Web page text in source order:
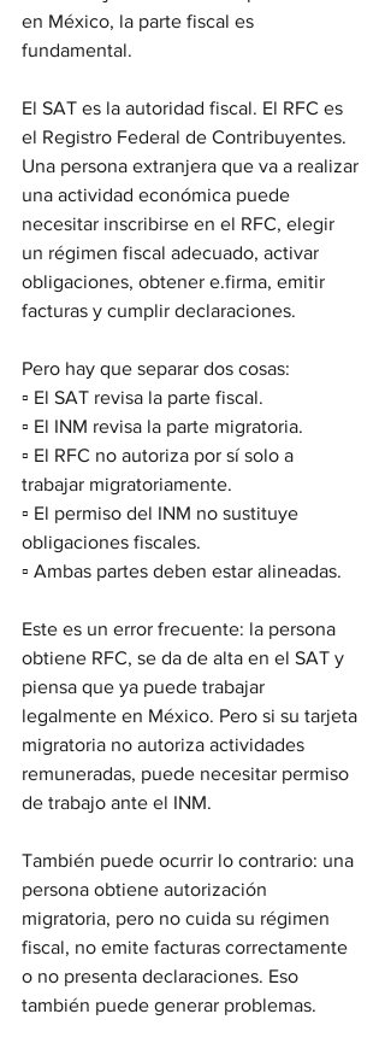
en México, la parte fiscal es
fundamental.
El SAT es la autoridad fiscal. El RFC es
el Registro Federal de Contribuyentes.
Una persona extranjera que va a realizar
una actividad económica puede
necesitar inscribirse en el RFC, elegir
un régimen fiscal adecuado, activar
obligaciones, obtener e.firma, emitir
facturas y cumplir declaraciones.
Pero hay que separar dos cosas:
▫️ El SAT revisa la parte fiscal.
▫️ El INM revisa la parte migratoria.
▫️ El RFC no autoriza por sí solo a
trabajar migratoriamente.
▫️ El permiso del INM no sustituye
obligaciones fiscales.
▫️ Ambas partes deben estar alineadas.
Este es un error frecuente: la persona
obtiene RFC, se da de alta en el SAT y
piensa que ya puede trabajar
legalmente en México. Pero si su tarjeta
migratoria no autoriza actividades
remuneradas, puede necesitar permiso
de trabajo ante el INM.
También puede ocurrir lo contrario: una
persona obtiene autorización
migratoria, pero no cuida su régimen
fiscal, no emite facturas correctamente
o no presenta declaraciones. Eso
también puede generar problemas.